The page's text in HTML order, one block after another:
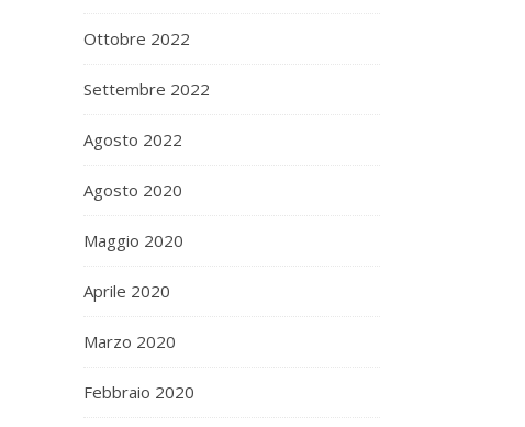
Ottobre 2022
Settembre 2022
Agosto 2022
Agosto 2020
Maggio 2020
Aprile 2020
Marzo 2020
Febbraio 2020